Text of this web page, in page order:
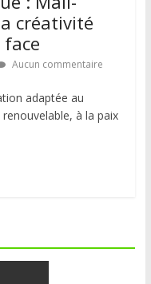
créativité
Aucun commentaire
adaptée au
à la paix